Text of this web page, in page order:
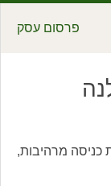
פרסום עסק
כניסה מרהיבות,